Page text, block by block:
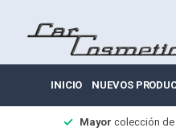
INICIO NUEVOS
Mayor colección de